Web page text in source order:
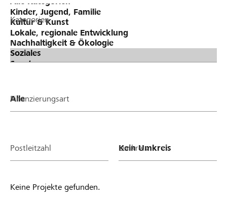
Kategorien
Finanzierungsart
Postleitzahl Umkreis
Keine Projekte gefunden.